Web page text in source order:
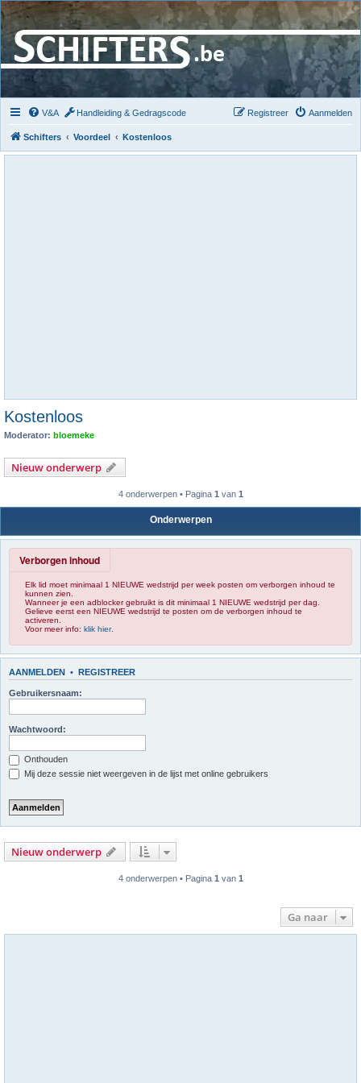
V&A Handleiding & Gedragscode Aanmelden
Registreer
Schifters Voordeel Kostenloos
Kostenloos
Moderator: bloemeke
Nieuw onderwerp
4 onderwerpen • Pagina 1 van 1
Onderwerpen
Verborgen inhoud
Elk lid moet minimaal 1 NIEUWE wedstrijd per week posten om verborgen inhoud te
kunnen zien.
Wanneer je een adblocker gebruikt is dit minimaal 1 NIEUWE wedstrijd per dag.
Gelieve eerst een NIEUWE wedstrijd te posten om de verborgen inhoud te
activeren.
Voor meer info: klik hier.
AANMELDEN • REGISTREER
Gebruikersnaam:
Wachtwoord:
Onthouden
Mij deze sessie niet weergeven in de lijst met online gebruikers
Nieuw onderwerp
4 onderwerpen • Pagina 1 van 1
Ga naar